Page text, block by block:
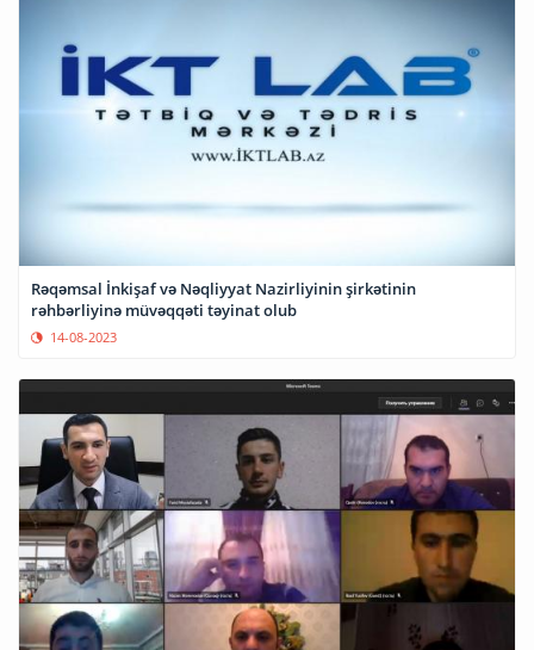
Rəqəmsal İnkişaf və Nəqliyyat Nazirliyinin şirkətinin
rəhbərliyinə müvəqqəti təyinat olub
14-08-2023